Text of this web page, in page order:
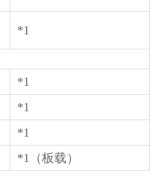
*1
*1
*1
*1
*1（板载）